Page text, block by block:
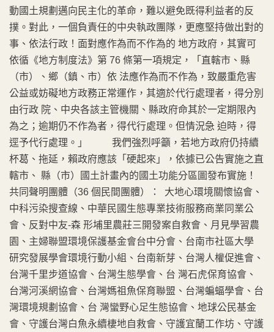
動國土規劃邁向民主化的革命，難以避免既得利益者的反
撲。對此，一個負責任的中央執政團隊，更應堅持做出對的
事、依法行政！面對應作為而不作為的 地方政府，其實可
依循《地方制度法》第 76 條第一項規定，「直轄市、縣
（市）、鄉（鎮、市）依 法應作為而不作為，致嚴重危害
公益或妨礙地方政務正常運作，其適於代行處理者，得分別
由行政 院、中央各該主管機關、縣政府命其於一定期限內
為之；逾期仍不作為者，得代行處理。但情況急 迫時，得
逕予代行處理。」 我們強烈呼籲，若地方政府仍持續
杯葛、拖延，賴政府應該「硬起來」，依據已公告實施之直
轄市、 縣（市）國土計畫內的國土功能分區圖發布實施！
共同聲明團體（36 個民間團體）： 大地心環境關懷協會、
中科污染搜查線、中華民國生態專業技術服務商業同業公
會、反對中友-森 形埔里農莊三開發案自救會、月見學習農
園、主婦聯盟環境保護基金會台中分會、台南市社區大學
研究發展學會環境行動小組、台南新芽、台灣人權促進會、
台灣千里步道協會、台灣生態學會、台 灣石虎保育協會、
台灣河溪網協會、台灣媽祖魚保育聯盟、台灣蝙蝠學會、台
灣環境規劃協會、台 灣蠻野心足生態協會、地球公民基金
會、守護台灣白魚永續棲地自救會、守護宜蘭工作坊、守護